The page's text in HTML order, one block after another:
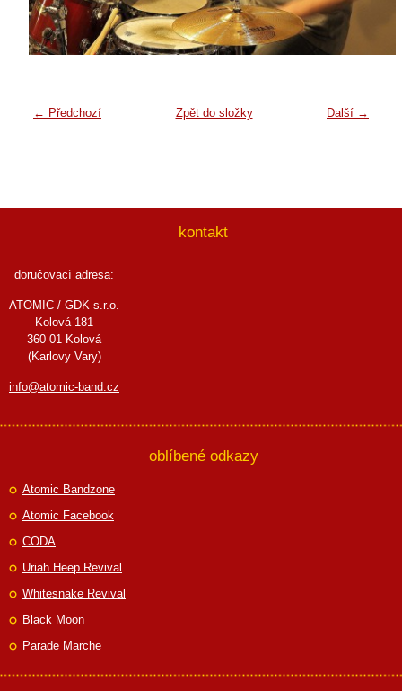
← Předchozí Další →
Zpět do složky
kontakt
doručovací adresa:
ATOMIC / GDK s.r.o.
Kolová 181
360 01 Kolová
(Karlovy Vary)
info@atomic-band.cz
oblíbené odkazy
Atomic Bandzone
Atomic Facebook
CODA
Uriah Heep Revival
Whitesnake Revival
Black Moon
Parade Marche